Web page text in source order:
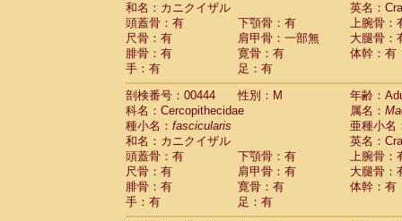
和名：カニクイザル
英名：
頭蓋骨：有
下顎骨：有
上腕骨：
尺骨：有
肩甲骨：一部無
大腿骨：
腓骨：有
寛骨：有
体幹：有
手：有
足：有
剖検番号：00444
性別：M
年齢：
科名：Cercopithecidae
属名：
種小名： fascicularis
亜種小名
和名：カニクイザル
英名：
頭蓋骨：有
下顎骨：有
上腕骨：
尺骨：有
肩甲骨：有
大腿骨：
腓骨：有
寛骨：有
体幹：有
手：有
足：有